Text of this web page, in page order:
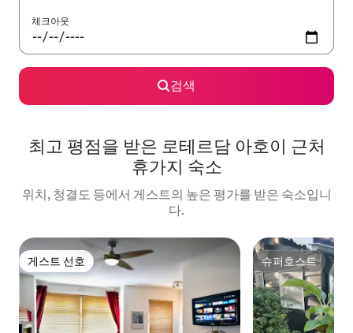
체크아웃
검색
최고 평점을 받은 로테르담 아호이 근처
휴가지 숙소
위치, 청결도 등에서 게스트의 높은 평가를 받은 숙소입니
다.
게스트 선호
게스트 선호 슈퍼호스트
슈퍼호스트